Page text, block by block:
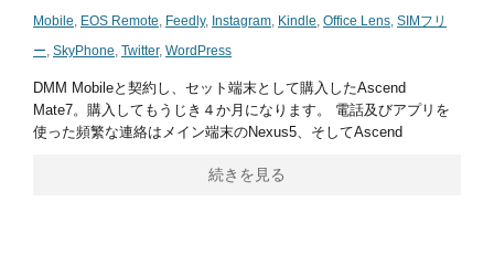
Mobile, EOS Remote, Feedly, Instagram, Kindle, Office Lens, SIMフリ
ー, SkyPhone, Twitter, WordPress
DMM Mobileと契約し、セット端末として購入したAscend
Mate7。購入してもうじき４か月になります。 電話及びアプリを
使った頻繁な連絡はメイン端末のNexus5、そしてAscend
続きを見る